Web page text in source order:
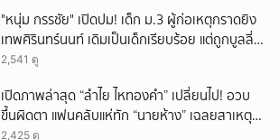
"หนุ่ม กรรชัย" เปิดปม! เด็ก ม.3 ผู้ก่อเหตุกราดยิง
เทพศิรินทร์นนท์ เดิมเป็นเด็กเรียบร้อย แต่ถูกบูลลี่
หนัก คาดแรงกดดันสะสมกลายเป็นแรงแค้น จนก่อ
2,541 ดู
เปิดภาพล่าสุด “ลำไย ไหทองคำ” เปลี่ยนไป! อวบ
ขึ้นผิดตา แฟนคลับแห่ทัก “นายห้าง” เฉลยสาเหตุ
ชัด!
2,425 ดู